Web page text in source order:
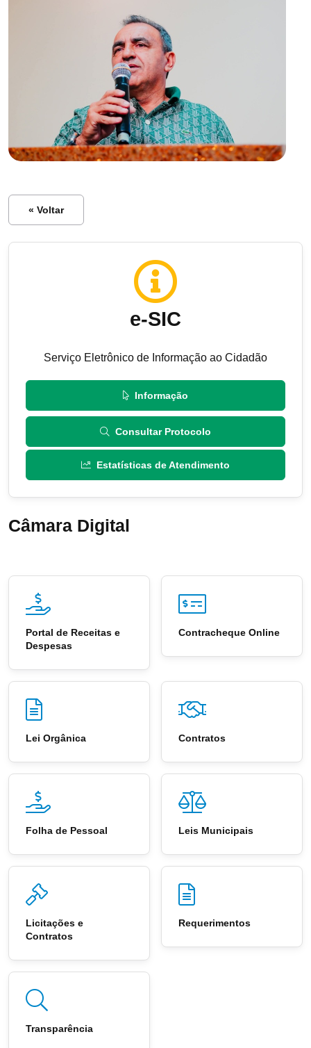
« Voltar
e-SIC
Serviço Eletrônico de Informação ao Cidadão
Informação
Consultar Protocolo
Estatísticas de Atendimento
Câmara Digital
Portal de Receitas e
Despesas
Contracheque Online
Lei Orgânica Contratos
Folha de Pessoal Leis Municipais
Licitações e
Contratos
Requerimentos
Transparência